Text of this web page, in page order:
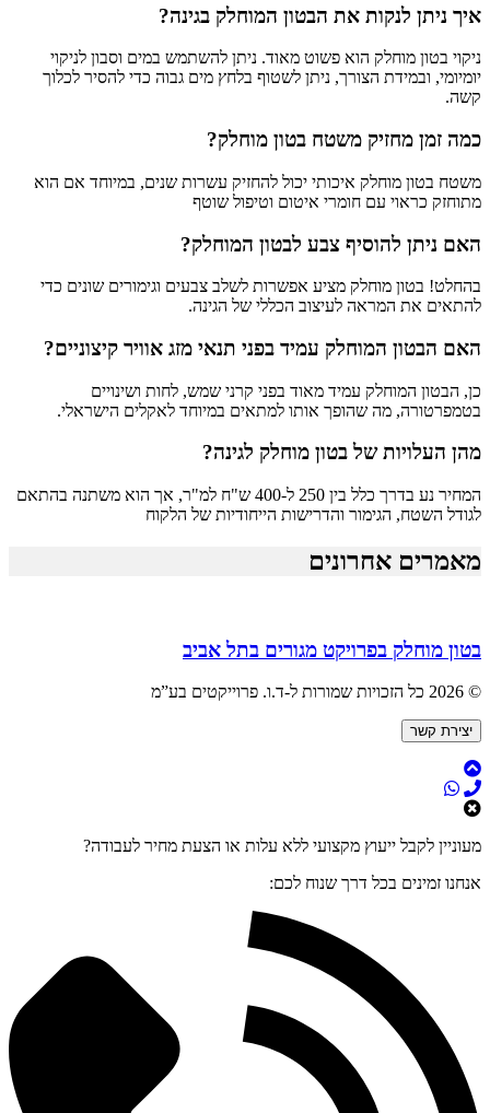
איך ניתן לנקות את הבטון המוחלק בגינה?
ניקוי בטון מוחלק הוא פשוט מאוד. ניתן להשתמש במים וסבון לניקוי
יומיומי, ובמידת הצורך, ניתן לשטוף בלחץ מים גבוה כדי להסיר לכלוך
קשה.
כמה זמן מחזיק משטח בטון מוחלק?
משטח בטון מוחלק איכותי יכול להחזיק עשרות שנים, במיוחד אם הוא
מתוחזק כראוי עם חומרי איטום וטיפול שוטף
האם ניתן להוסיף צבע לבטון המוחלק?
בהחלט! בטון מוחלק מציע אפשרות לשלב צבעים וגימורים שונים כדי
להתאים את המראה לעיצוב הכללי של הגינה.
האם הבטון המוחלק עמיד בפני תנאי מזג אוויר קיצוניים?
כן, הבטון המוחלק עמיד מאוד בפני קרני שמש, לחות ושינויים
בטמפרטורה, מה שהופך אותו למתאים במיוחד לאקלים הישראלי.
מהן העלויות של בטון מוחלק לגינה?
המחיר נע בדרך כלל בין 250 ל-400 ש"ח למ"ר, אך הוא משתנה בהתאם
לגודל השטח, הגימור והדרישות הייחודיות של הלקוח
מאמרים אחרונים
בטון מוחלק בפרויקט מגורים בתל אביב
© 2026 כל הזכויות שמורות ל-ד.ו. פרוייקטים בע”מ
יצירת קשר
מעוניין לקבל ייעוץ מקצועי ללא עלות או הצעת מחיר לעבודה?
אנחנו זמינים בכל דרך שנוח לכם: